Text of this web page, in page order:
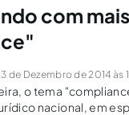
com mais
de Dezembro de 2014 às
o tema
nacional, em